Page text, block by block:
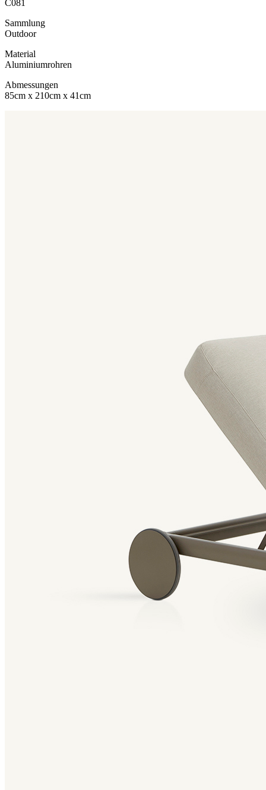
C081
Sammlung
Outdoor
Material
Aluminiumrohren
Abmessungen
85cm x 210cm x 41cm